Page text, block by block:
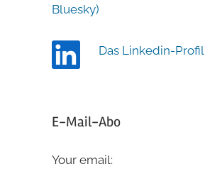
Bluesky)
Das Linkedin-Profil
E-Mail-Abo
Your email: